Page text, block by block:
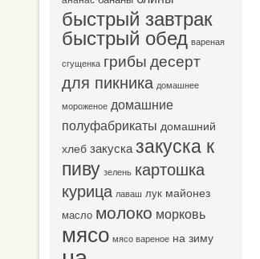
быстрый завтрак
быстрый обед вареная
сгущенка грибы десерт
для пикника домашнее
мороженое домашние
полуфабрикаты домашний
хлеб закуска закуска к
пиву зелень картошка
курица лаваш лук майонез
масло молоко морковь
мясо мясо вареное на зиму